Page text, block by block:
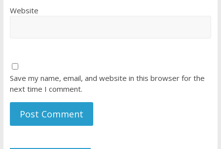
Website
Save my name, email, and website in this browser for the
next time I comment.